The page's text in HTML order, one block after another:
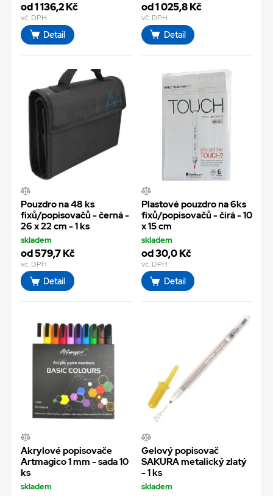
od 1 136,2 Kč
vč. DPH
Detail
od 1 025,8 Kč
vč. DPH
Detail
Pouzdro na 48 ks
fixů/popisovačů - černá -
26 x 22 cm - 1 ks
skladem
od 579,7 Kč
vč. DPH
Detail
Plastové pouzdro na 6ks
fixů/popisovačů - čirá - 10
x 15 cm
skladem
od 30,0 Kč
vč. DPH
Detail
Akrylové popisovače
Artmagico 1 mm - sada 10
ks
skladem
Gelový popisovač
SAKURA metalický zlatý
- 1 ks
skladem